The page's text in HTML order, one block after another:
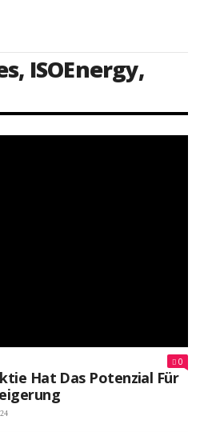
, ISOEnergy,
0
Hat Das Potenzial Für